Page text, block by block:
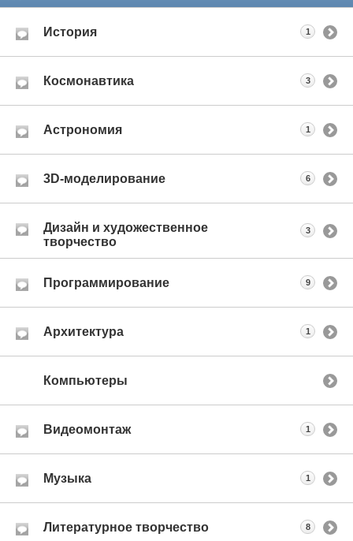
История 1
Космонавтика 3
Астрономия 1
3D-моделирование 6
Дизайн и художественное
творчество
3
Программирование 9
Архитектура 1
Компьютеры
Видеомонтаж 1
Музыка 1
Литературное творчество 8